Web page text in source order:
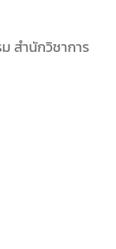
สำนักวิชาการ